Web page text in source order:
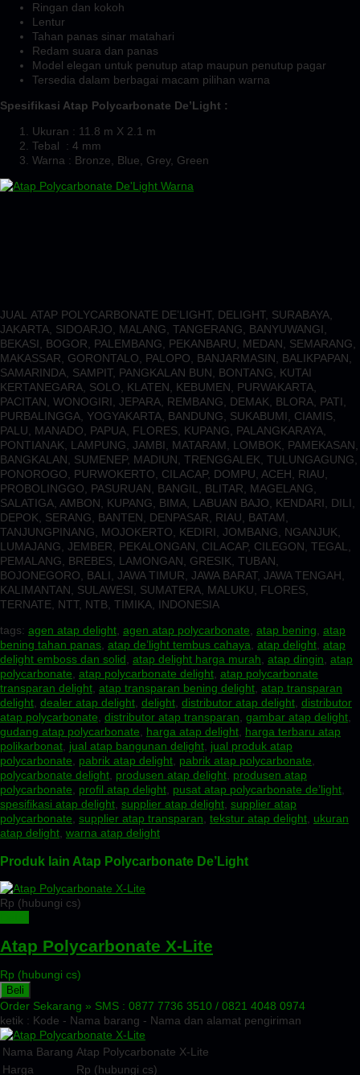
Ringan dan kokoh
Lentur
Tahan panas sinar matahari
Redam suara dan panas
Model elegan untuk penutup atap maupun penutup pagar
Tersedia dalam berbagai macam pilihan warna
Spesifikasi Atap Polycarbonate De’Light :
Ukuran : 11.8 m X 2.1 m
Tebal : 4 mm
Warna : Bronze, Blue, Grey, Green
JUAL ATAP POLYCARBONATE DE’LIGHT, DELIGHT, SURABAYA,
JAKARTA, SIDOARJO, MALANG, TANGERANG, BANYUWANGI,
BEKASI, BOGOR, PALEMBANG, PEKANBARU, MEDAN, SEMARANG,
MAKASSAR, GORONTALO, PALOPO, BANJARMASIN, BALIKPAPAN,
SAMARINDA, SAMPIT, PANGKALAN BUN, BONTANG, KUTAI
KERTANEGARA, SOLO, KLATEN, KEBUMEN, PURWAKARTA,
PACITAN, WONOGIRI, JEPARA, REMBANG, DEMAK, BLORA, PATI,
PURBALINGGA, YOGYAKARTA, BANDUNG, SUKABUMI, CIAMIS,
PALU, MANADO, PAPUA, FLORES, KUPANG, PALANGKARAYA,
PONTIANAK, LAMPUNG, JAMBI, MATARAM, LOMBOK, PAMEKASAN,
BANGKALAN, SUMENEP, MADIUN, TRENGGALEK, TULUNGAGUNG,
PONOROGO, PURWOKERTO, CILACAP, DOMPU, ACEH, RIAU,
PROBOLINGGO, PASURUAN, BANGIL, BLITAR, MAGELANG,
SALATIGA, AMBON, KUPANG, BIMA, LABUAN BAJO, KENDARI, DILI,
DEPOK, SERANG, BANTEN, DENPASAR, RIAU, BATAM,
TANJUNGPINANG, MOJOKERTO, KEDIRI, JOMBANG, NGANJUK,
LUMAJANG, JEMBER, PEKALONGAN, CILACAP, CILEGON, TEGAL,
PEMALANG, BREBES, LAMONGAN, GRESIK, TUBAN,
BOJONEGORO, BALI, JAWA TIMUR, JAWA BARAT, JAWA TENGAH,
KALIMANTAN, SULAWESI, SUMATERA, MALUKU, FLORES,
TERNATE, NTT, NTB, TIMIKA, INDONESIA
tags: agen atap delight, agen atap polycarbonate, atap bening, atap
bening tahan panas, atap de’light tembus cahaya, atap delight, atap
delight emboss dan solid, atap delight harga murah, atap dingin, atap
polycarbonate, atap polycarbonate delight, atap polycarbonate
transparan delight, atap transparan bening delight, atap transparan
delight, dealer atap delight, delight, distributor atap delight, distributor
atap polycarbonate, distributor atap transparan, gambar atap delight,
gudang atap polycarbonate, harga atap delight, harga terbaru atap
polikarbonat, jual atap bangunan delight, jual produk atap
polycarbonate, pabrik atap delight, pabrik atap polycarbonate,
polycarbonate delight, produsen atap delight, produsen atap
polycarbonate, profil atap delight, pusat atap polycarbonate de’light,
spesifikasi atap delight, supplier atap delight, supplier atap
polycarbonate, supplier atap transparan, tekstur atap delight, ukuran
atap delight, warna atap delight
Produk lain Atap Polycarbonate De’Light
Rp (hubungi cs)
Atap Polycarbonate X-Lite
Rp (hubungi cs)
Beli
Order Sekarang » SMS : 0877 7736 3510 / 0821 4048 0974
ketik : Kode - Nama barang - Nama dan alamat pengiriman
Nama Barang Atap Polycarbonate X-Lite
Harga
Rp (hubungi cs)